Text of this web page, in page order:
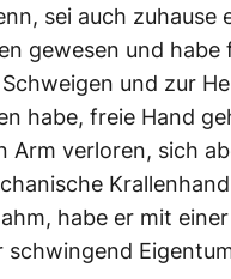
sei auch zuhause
gewesen und habe
und zur
habe, freie Hand
Arm verloren, sich
habe er mit